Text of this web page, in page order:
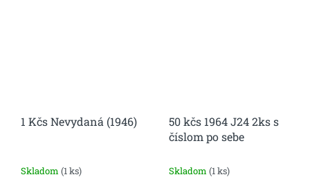
1 Kčs Nevydaná (1946)
Skladom (1 ks)
50 kčs 1964 J24 2ks s
číslom po sebe
Skladom (1 ks)